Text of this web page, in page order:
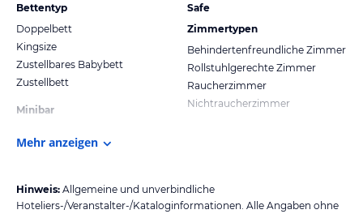
Bettentyp
Doppelbett
Kingsize
Zustellbares Babybett
Zustellbett
Minibar
Safe
Zimmertypen
Behindertenfreundliche Zimmer
Rollstuhlgerechte Zimmer
Raucherzimmer
Nichtraucherzimmer
Mehr anzeigen
Hinweis: Allgemeine und unverbindliche
Hoteliers-/Veranstalter-/Kataloginformationen. Alle Angaben ohne